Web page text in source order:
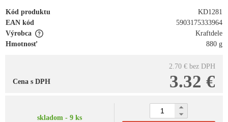
Kód produktu
KD1281
EAN kód
5903175333964
Výrobca
Kraftdele
Hmotnosť
880 g
2.70 € bez DPH
3.32 €
Cena s DPH
skladom - 9 ks